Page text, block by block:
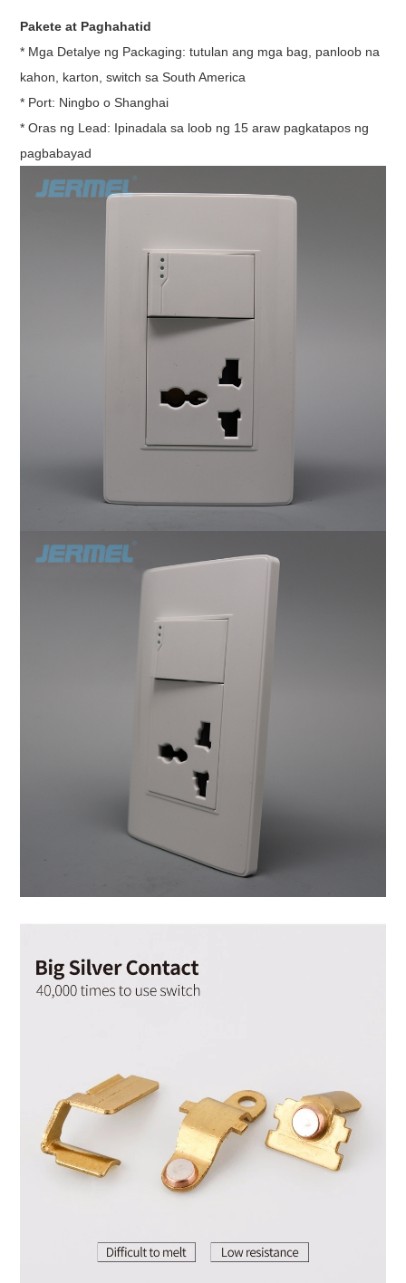
Pakete at Paghahatid
* Mga Detalye ng Packaging: tutulan ang mga bag, panloob na
kahon, karton, switch sa South America
* Port: Ningbo o Shanghai
* Oras ng Lead: Ipinadala sa loob ng 15 araw pagkatapos ng
pagbabayad